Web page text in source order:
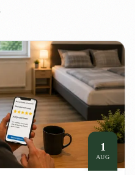
1
AUG